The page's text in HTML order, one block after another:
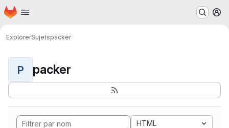
Passer au contenu principal
Page d'accueil
ExplorerSujetspacker
P packer
HTML